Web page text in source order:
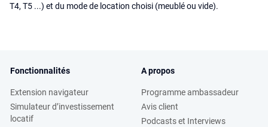
T4, T5 ...) et du mode de location choisi (meublé ou vide).
Fonctionnalités
Extension navigateur
Simulateur d’investissement
locatif
A propos
Programme ambassadeur
Avis client
Podcasts et Interviews